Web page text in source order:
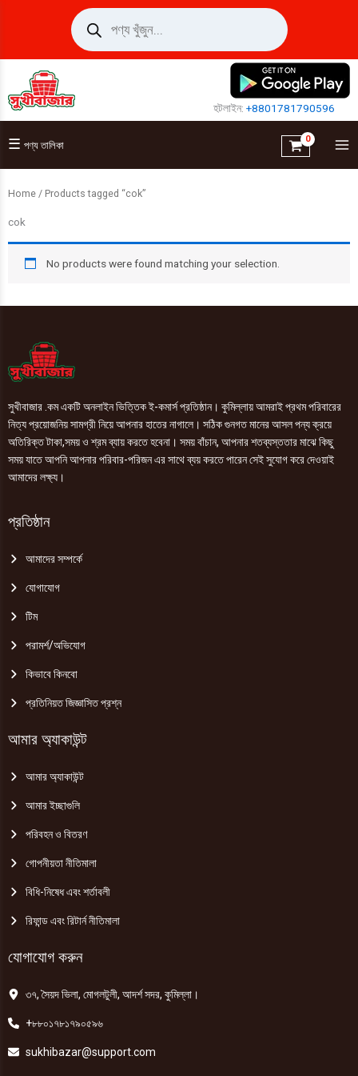
Products
search
হটলাইন:+8801781790596
☰ পণ্য তালিকা
Home / Products tagged “cok”
cok
No products were found matching your selection.
সুখীবাজার .কম একটি অনলাইন ভিত্তিক ই-কমার্স প্রতিষ্ঠান। কুমিল্লায় আমরাই প্রথম পরিবারের
নিত্য প্রয়োজনিয় সামগ্রী নিয়ে আপনার হাতের নাগালে। সঠিক গুনগত মানের আসল পন্য ক্রয়ে
অতিরিক্ত টাকা,সময় ও শ্রম ব্যায় করতে হবেনা। সময় বাঁচান, আপনার শতব্যস্ততার মাঝে কিছু
সময় যাতে আপনি আপনার পরিবার-পরিজন এর সাথে ব্যয় করতে পারেন সেই সুযোগ করে দেওয়াই
আমাদের লক্ষ্য।
প্রতিষ্ঠান
আমাদের সম্পর্কে
যোগাযোগ
টিম
পরামর্শ/অভিযোগ
কিভাবে কিনবো
প্রতিনিয়ত জিজ্ঞাসিত প্রশ্ন
আমার অ্যাকাউন্ট
আমার অ্যাকাউন্ট
আমার ইচ্ছাগুলি
পরিবহন ও বিতরণ
গোপনীয়তা নীতিমালা
বিধি-নিষেধ এবং শর্তাবলী
রিফান্ড এবং রিটার্ন নীতিমালা
যোগাযোগ করুন
৩৭, সৈয়দ ভিলা, মোগলটুলী, আদর্শ সদর, কুমিল্লা।
+৮৮০১৭৮১৭৯০৫৯৬
sukhibazar@support.com